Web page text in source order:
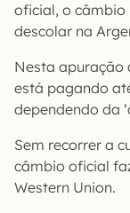
oficial, o câmbio
descolar na
Nesta apuração
está pagando
dependendo da
Sem recorrer a
câmbio oficial
Western Union.